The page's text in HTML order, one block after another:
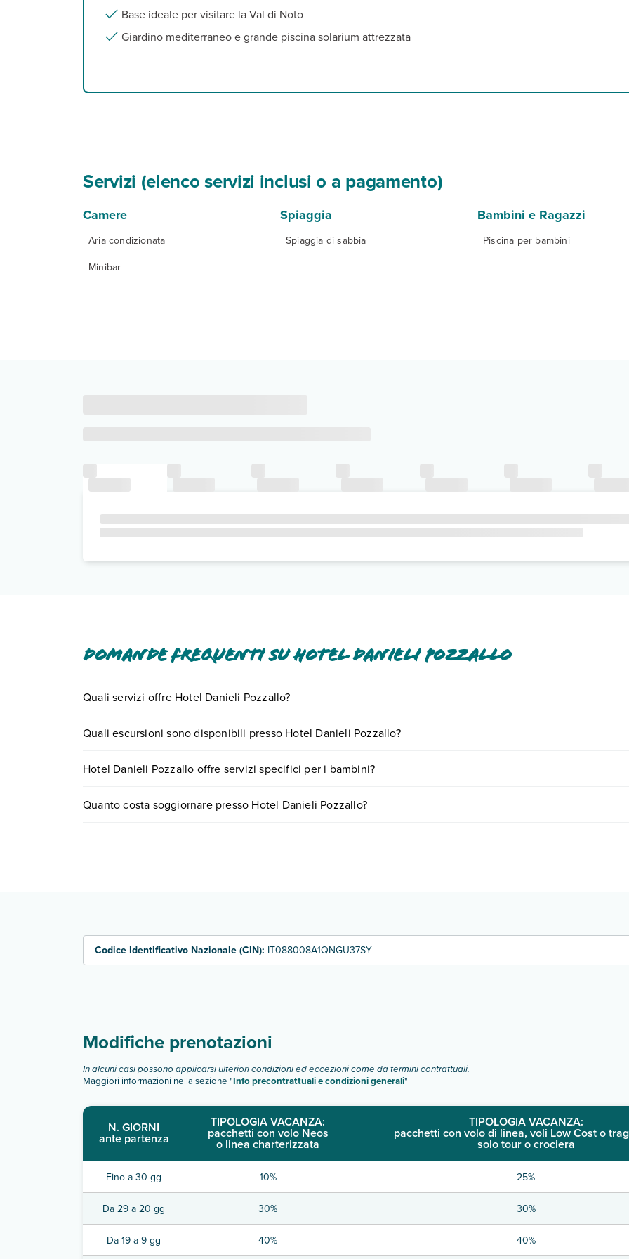
Base ideale per visitare la Val di Noto
Giardino mediterraneo e grande piscina solarium attrezzata
Servizi (elenco servizi inclusi o a pagamento)
Camere
Aria condizionata
Minibar
Spiaggia
Spiaggia di sabbia
Bambini e Ragazzi
Piscina per bambini
Domande frequenti su Hotel Danieli Pozzallo
Quali servizi offre Hotel Danieli Pozzallo?
Scopri tutti i dettagli nel paragrafo dedicato "Info e descrizione".
Quali escursioni sono disponibili presso Hotel Danieli Pozzallo?
0721.17231 oprenotando un appuntamento.
Hotel Danieli Pozzallo offre servizi specifici per i bambini?
Scopri maggiori dettagli nel paragrafo dedicato "Info e descrizione
Quanto costa soggiornare presso Hotel Danieli Pozzallo?
Codice Identificativo Nazionale (CIN): IT088008A1QNGU37SY
Modifiche prenotazioni
In alcuni casi possono applicarsi ulteriori condizioni ed eccezioni come da termini contrattuali.
Maggiori informazioni nella sezione "Info precontrattuali e condizioni generali"
N. GIORNI
ante partenza
TIPOLOGIA VACANZA:
pacchetti con volo Neos
o linea charterizzata
TIPOLOGIA VACANZA:
pacchetti con volo di linea, voli Low Cost o
solo tour o crociera
Fino a 30 gg 10% 25%
Da 29 a 20 gg 30% 30%
Da 19 a 9 gg 40% 40%